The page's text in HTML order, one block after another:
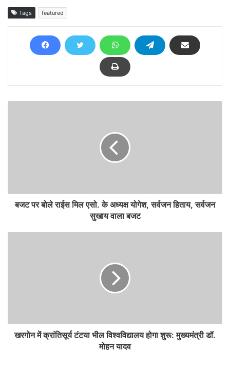
Tags featured
बजट पर बोले राईस मिल एसो. के अध्यक्ष योगेश, सर्वजन हिताय, सर्वजन
सुखाय वाला बजट
खरगोन में क्रांतिसूर्य टंटया भील विश्वविद्यालय होगा शुरू: मुख्यमंत्री डॉ.
मोहन यादव